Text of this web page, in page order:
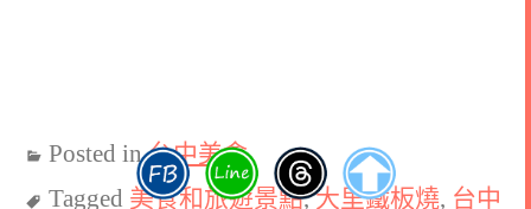
Posted in台中美食
Tagged 美食和旅遊景點,大里鐵板燒, 台中